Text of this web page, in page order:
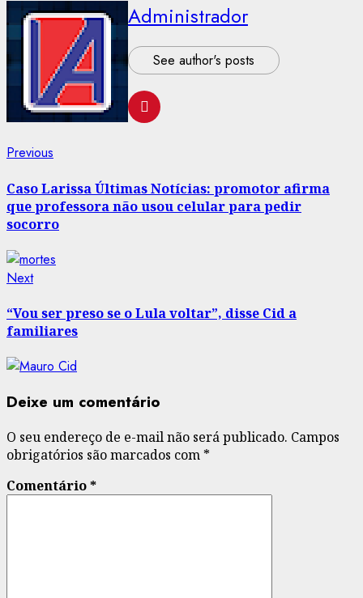
Administrador
See author's posts
Post
navigation
Previous
Caso Larissa Últimas Notícias: promotor afirma
que professora não usou celular para pedir
socorro
NextNext
“Vou ser preso se o Lula voltar”, disse Cid a
familiares
Deixe um comentário
O seu endereço de e-mail não será publicado. Campos
obrigatórios são marcados com *
Comentário*